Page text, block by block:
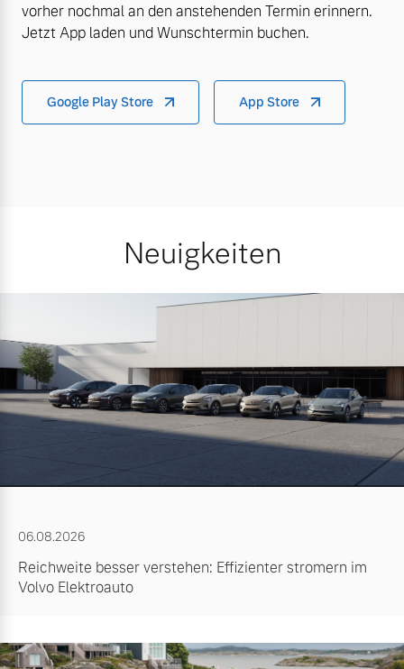
vorher nochmal an den anstehenden Termin erinnern.
Jetzt App laden und Wunschtermin buchen.
Google Play Store App Store
Neuigkeiten
06.08.2026
Reichweite besser verstehen: Effizienter stromern im
Volvo Elektroauto